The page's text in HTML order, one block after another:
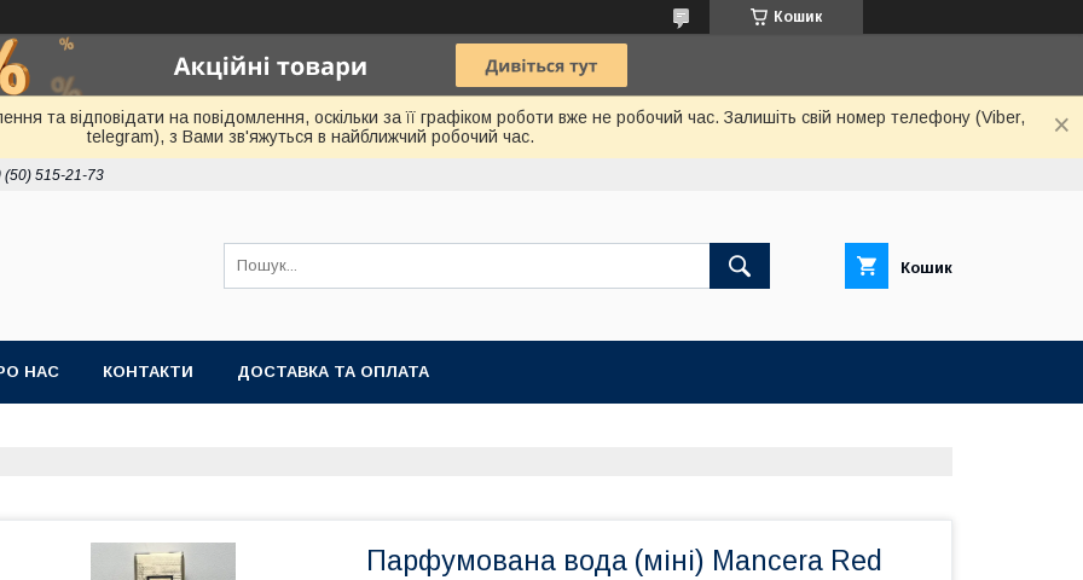
Кошик
та відповідати на повідомлення, оскільки за її графіком роботи вже не робочий час. Залишіть свій номер телефону (Viber,
telegram), з Вами зв'яжуться в найближчий робочий час.
(50) 515-21-73
Кошик
НАС КОНТАКТИ ДОСТАВКА ТА ОПЛАТА
Парфумована вода (міні) Mancera Red